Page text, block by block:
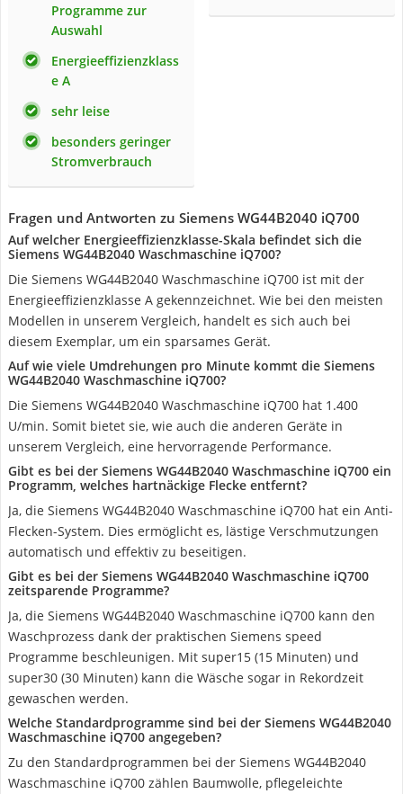
Programme zur
Auswahl
Energieeffizienzklass
e A
sehr leise
besonders geringer
Stromverbrauch
Fragen und Antworten zu Siemens WG44B2040 iQ700
Auf welcher Energieeffizienzklasse-Skala befindet sich die
Siemens WG44B2040 Waschmaschine iQ700?
Die Siemens WG44B2040 Waschmaschine iQ700 ist mit der
Energieeffizienzklasse A gekennzeichnet. Wie bei den meisten
Modellen in unserem Vergleich, handelt es sich auch bei
diesem Exemplar, um ein sparsames Gerät.
Auf wie viele Umdrehungen pro Minute kommt die Siemens
WG44B2040 Waschmaschine iQ700?
Die Siemens WG44B2040 Waschmaschine iQ700 hat 1.400
U/min. Somit bietet sie, wie auch die anderen Geräte in
unserem Vergleich, eine hervorragende Performance.
Gibt es bei der Siemens WG44B2040 Waschmaschine iQ700 ein
Programm, welches hartnäckige Flecke entfernt?
Ja, die Siemens WG44B2040 Waschmaschine iQ700 hat ein Anti-
Flecken-System. Dies ermöglicht es, lästige Verschmutzungen
automatisch und effektiv zu beseitigen.
Gibt es bei der Siemens WG44B2040 Waschmaschine iQ700
zeitsparende Programme?
Ja, die Siemens WG44B2040 Waschmaschine iQ700 kann den
Waschprozess dank der praktischen Siemens speed
Programme beschleunigen. Mit super15 (15 Minuten) und
super30 (30 Minuten) kann die Wäsche sogar in Rekordzeit
gewaschen werden.
Welche Standardprogramme sind bei der Siemens WG44B2040
Waschmaschine iQ700 angegeben?
Zu den Standardprogrammen bei der Siemens WG44B2040
Waschmaschine iQ700 zählen Baumwolle, pflegeleichte